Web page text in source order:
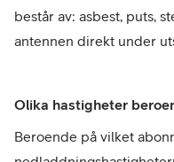
består av: asbest, puts,
antennen direkt under
Olika hastigheter
Beroende på vilket